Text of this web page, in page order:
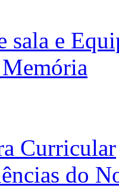
sala e
Curricular
do